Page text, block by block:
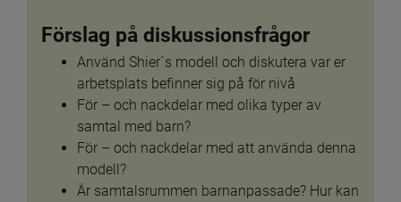
Förslag på diskussionsfrågor
Använd Shier´s modell och diskutera var er
arbetsplats befinner sig på för nivå
För – och nackdelar med olika typer av
samtal med barn?
För – och nackdelar med att använda denna
modell?
Är samtalsrummen barnanpassade? Hur kan